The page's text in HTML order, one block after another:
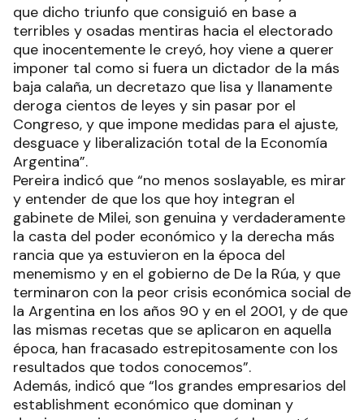
que dicho triunfo que consiguió en base a
terribles y osadas mentiras hacia el electorado
que inocentemente le creyó, hoy viene a querer
imponer tal como si fuera un dictador de la más
baja calaña, un decretazo que lisa y llanamente
deroga cientos de leyes y sin pasar por el
Congreso, y que impone medidas para el ajuste,
desguace y liberalización total de la Economía
Argentina”.
Pereira indicó que “no menos soslayable, es mirar
y entender de que los que hoy integran el
gabinete de Milei, son genuina y verdaderamente
la casta del poder económico y la derecha más
rancia que ya estuvieron en la época del
menemismo y en el gobierno de De la Rúa, y que
terminaron con la peor crisis económica social de
la Argentina en los años 90 y en el 2001, y de que
las mismas recetas que se aplicaron en aquella
época, han fracasado estrepitosamente con los
resultados que todos conocemos”.
Además, indicó que “los grandes empresarios del
establishment económico que dominan y